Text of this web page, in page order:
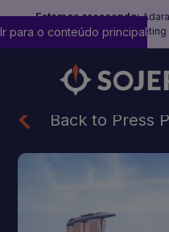
Estamos crescendo:
futuro do marketing
Ir para o conteúdo principal
Back to Press